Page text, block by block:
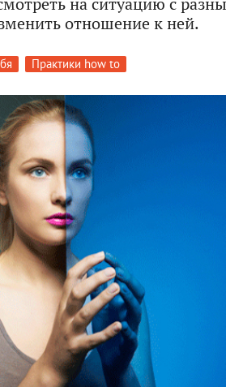
отношение к ней.
Практики how to